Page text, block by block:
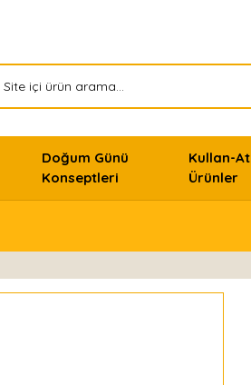
Doğum Günü
Konseptleri
Kullan-At
Ürünler